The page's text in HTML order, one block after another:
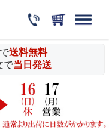
送料無料
で当日発送